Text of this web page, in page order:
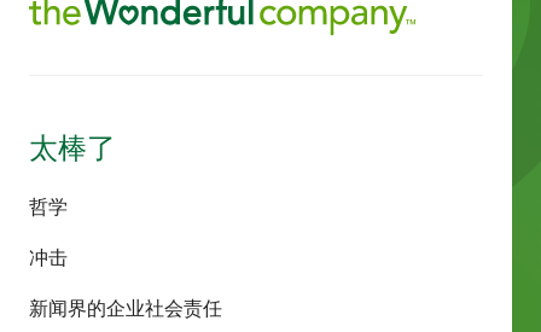
太棒了
哲学
冲击
新闻界的企业社会责任